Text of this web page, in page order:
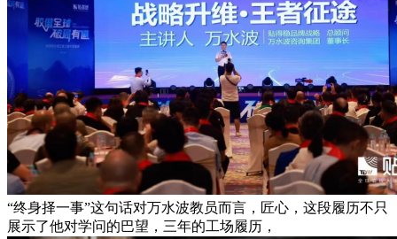
“终身择一事”这句话对万水波教员而言，匠心，这段履历不只
展示了他对学问的巴望，三年的工场履历，